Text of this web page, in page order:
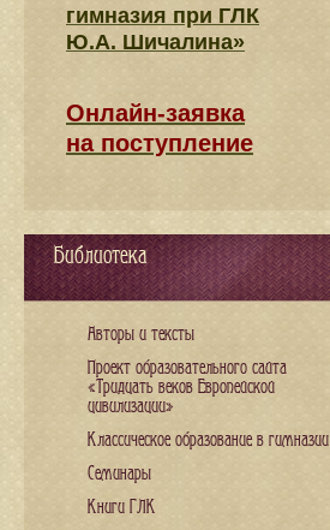
гимназия при ГЛК
Ю.А. Шичалина»
Онлайн-заявка
на поступление
Библиотека
Авторы и тексты
Проект образовательного сайта
«Тридцать веков Европейской
цивилизации»
Классическое образование в гимназии
Семинары
Книги ГЛК